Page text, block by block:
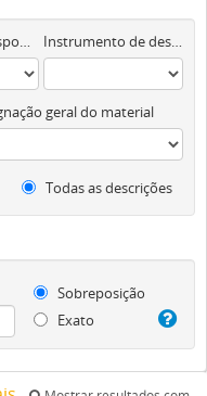
Objeto digital disponível Instrumento de descrição documental
geral do material
Todas as descrições
Sobreposição
Exato